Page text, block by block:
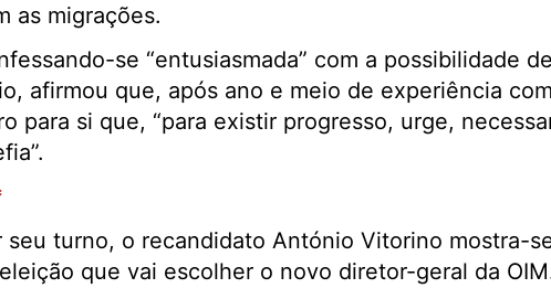
as migrações.
se “entusiasmada” com a possibilidade
afirmou que, após ano e meio de experiência
para si que, “para existir progresso, urge,
seu turno, o recandidato António Vitorino mostra-
que vai escolher o novo diretor-geral da